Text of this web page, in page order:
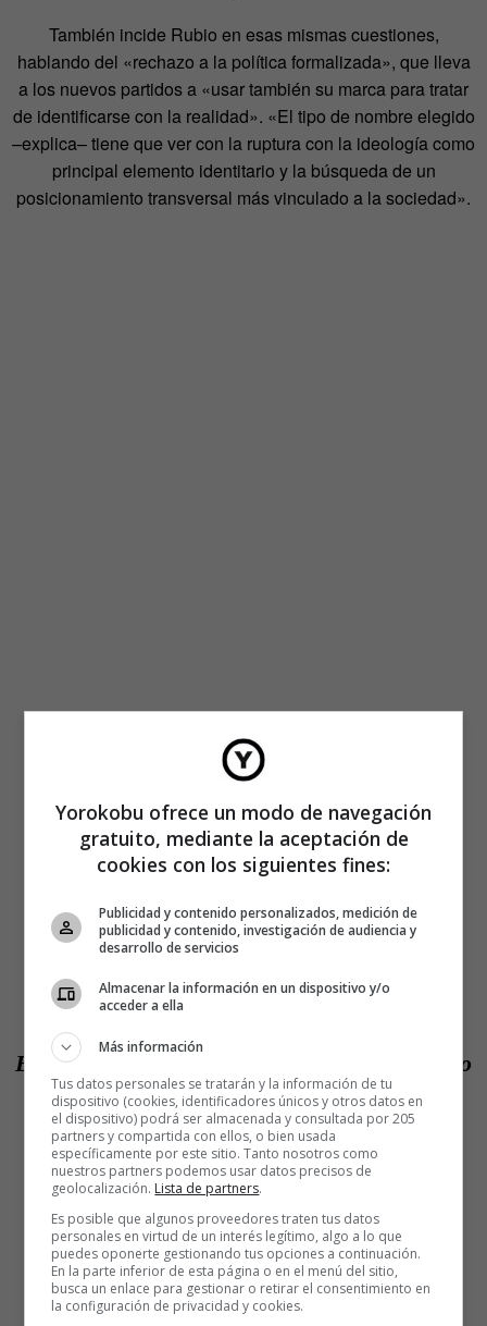
También incide Rubio en esas mismas cuestiones,
hablando del «rechazo a la política formalizada», que lleva
a los nuevos partidos a «usar también su marca para tratar
de identificarse con la realidad». «El tipo de nombre elegido
–explica– tiene que ver con la ruptura con la ideología como
principal elemento identitario y la búsqueda de un
posicionamiento transversal más vinculado a la sociedad».
🇪🇸 @Albert_Rivera
volver a creer en su democracia y sus
instituciones; tenemos que creer en una
España sin complejos que recupera el orgullo
perdido"#EspañaCiudadana
pic.twitter.com/Rg3dV10i8z
— Refundación Liberal 🇪🇸🇪🇺
(@Refundacion_Lib)May 20, 2018
Lo que tu nombre dice de ti
Yorokobu ofrece un modo de navegación
gratuito, mediante la aceptación de
cookies con los siguientes fines:
Publicidad y contenido personalizados, medición de
publicidad y contenido, investigación de audiencia y
desarrollo de servicios
Almacenar la información en un dispositivo y/o
acceder a ella
Más información
Tus datos personales se tratarán y la información de tu
dispositivo (cookies, identificadores únicos y otros datos en
el dispositivo) podrá ser almacenada y consultada por 205
partners y compartida con ellos, o bien usada
específicamente por este sitio. Tanto nosotros como
nuestros partners podemos usar datos precisos de
geolocalización. Lista de partners.
Es posible que algunos proveedores traten tus datos
personales en virtud de un interés legítimo, algo a lo que
puedes oponerte gestionando tus opciones a continuación.
En la parte inferior de esta página o en el menú del sitio,
busca un enlace para gestionar o retirar el consentimiento en
la configuración de privacidad y cookies.